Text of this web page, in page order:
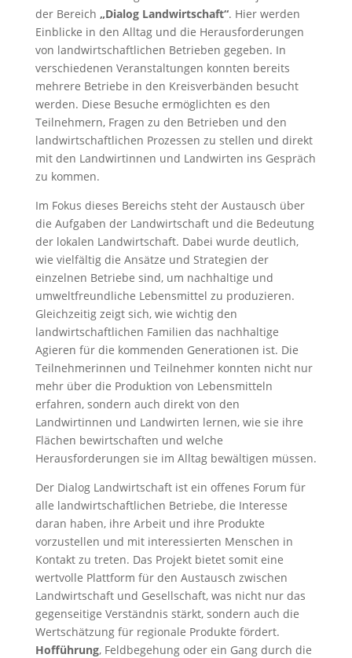
der Bereich „Dialog Landwirtschaft“. Hier werden
Einblicke in den Alltag und die Herausforderungen
von landwirtschaftlichen Betrieben gegeben. In
verschiedenen Veranstaltungen konnten bereits
mehrere Betriebe in den Kreisverbänden besucht
werden. Diese Besuche ermöglichten es den
Teilnehmern, Fragen zu den Betrieben und den
landwirtschaftlichen Prozessen zu stellen und direkt
mit den Landwirtinnen und Landwirten ins Gespräch
zu kommen.
Im Fokus dieses Bereichs steht der Austausch über
die Aufgaben der Landwirtschaft und die Bedeutung
der lokalen Landwirtschaft. Dabei wurde deutlich,
wie vielfältig die Ansätze und Strategien der
einzelnen Betriebe sind, um nachhaltige und
umweltfreundliche Lebensmittel zu produzieren.
Gleichzeitig zeigt sich, wie wichtig den
landwirtschaftlichen Familien das nachhaltige
Agieren für die kommenden Generationen ist. Die
Teilnehmerinnen und Teilnehmer konnten nicht nur
mehr über die Produktion von Lebensmitteln
erfahren, sondern auch direkt von den
Landwirtinnen und Landwirten lernen, wie sie ihre
Flächen bewirtschaften und welche
Herausforderungen sie im Alltag bewältigen müssen.
Der Dialog Landwirtschaft ist ein offenes Forum für
alle landwirtschaftlichen Betriebe, die Interesse
daran haben, ihre Arbeit und ihre Produkte
vorzustellen und mit interessierten Menschen in
Kontakt zu treten. Das Projekt bietet somit eine
wertvolle Plattform für den Austausch zwischen
Landwirtschaft und Gesellschaft, was nicht nur das
gegenseitige Verständnis stärkt, sondern auch die
Wertschätzung für regionale Produkte fördert.
Hofführung, Feldbegehung oder ein Gang durch die